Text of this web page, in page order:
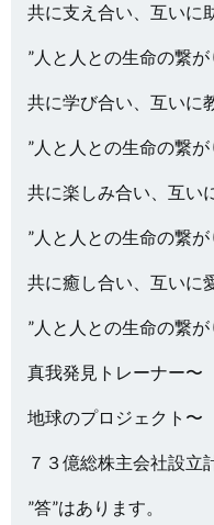
共に支え合い、互いに
”人と人との生命の繋が
共に学び合い、互いに
”人と人との生命の繋が
共に楽しみ合い、互い
”人と人との生命の繋が
共に癒し合い、互いに
”人と人との生命の繋が
真我発見トレーナー〜
地球のプロジェクト〜
７３億総株主会社設立
”答”はあります。